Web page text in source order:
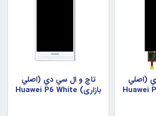
(اصلي
تاچ و ال سي دي (اصلي
بازاري) Huawei P6 White